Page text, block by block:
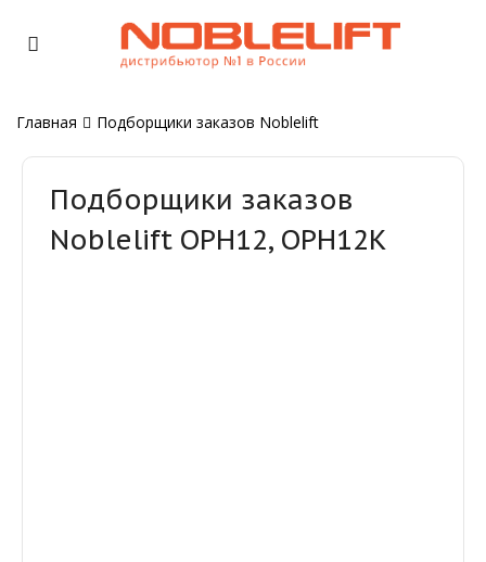
Главная Подборщики заказов Noblelift
Подборщики заказов
Noblelift OPH12, OPH12K